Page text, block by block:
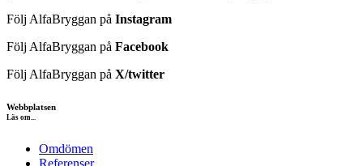
Följ AlfaBryggan på Instagram
Följ AlfaBryggan på Facebook
Följ AlfaBryggan på X/twitter
Webbplatsen
Läs om...
Omdömen